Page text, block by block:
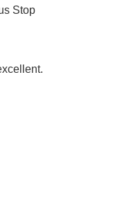
Stop